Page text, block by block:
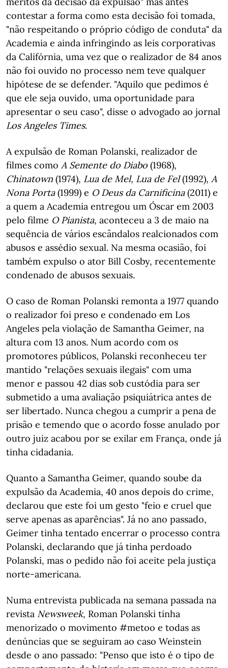
contestar a forma como esta decisão foi tomada,
"não respeitando o próprio código de conduta" da
Academia e ainda infringindo as leis corporativas
da Califórnia, uma vez que o realizador de 84 anos
não foi ouvido no processo nem teve qualquer
hipótese de se defender. "Aquilo que pedimos é
que ele seja ouvido, uma oportunidade para
apresentar o seu caso", disse o advogado ao jornal
Los Angeles Times.
A expulsão de Roman Polanski, realizador de
filmes como A Semente do Diabo (1968),
Chinatown (1974), Lua de Mel, Lua de Fel(1992), A
Nona Porta(1999) e O Deus da Carnificina(2011) e
a quem a Academia entregou um Óscar em 2003
pelo filme O Pianista, aconteceu a 3 de maio na
sequência de vários escândalos realcionados com
abusos e assédio sexual. Na mesma ocasião, foi
também expulso o ator Bill Cosby, recentemente
condenado de abusos sexuais.
O caso de Roman Polanski remonta a 1977 quando
o realizador foi preso e condenado em Los
Angeles pela violação de Samantha Geimer, na
altura com 13 anos. Num acordo com os
promotores públicos, Polanski reconheceu ter
mantido "relações sexuais ilegais" com uma
menor e passou 42 dias sob custódia para ser
submetido a uma avaliação psiquiátrica antes de
ser libertado. Nunca chegou a cumprir a pena de
prisão e temendo que o acordo fosse anulado por
outro juiz acabou por se exilar em França, onde já
tinha cidadania.
Quanto a Samantha Geimer, quando soube da
expulsão da Academia, 40 anos depois do crime,
declarou que este foi um gesto "feio e cruel que
serve apenas as aparências". Já no ano passado,
Geimer tinha tentado encerrar o processo contra
Polanski, declarando que já tinha perdoado
Polanski, mas o pedido não foi aceite pela justiça
norte-americana.
Numa entrevista publicada na semana passada na
revista Newsweek, Roman Polanski tinha
menorizado o movimento #metoo e todas as
denúncias que se seguiram ao caso Weinstein
desde o ano passado: "Penso que isto é o tipo de